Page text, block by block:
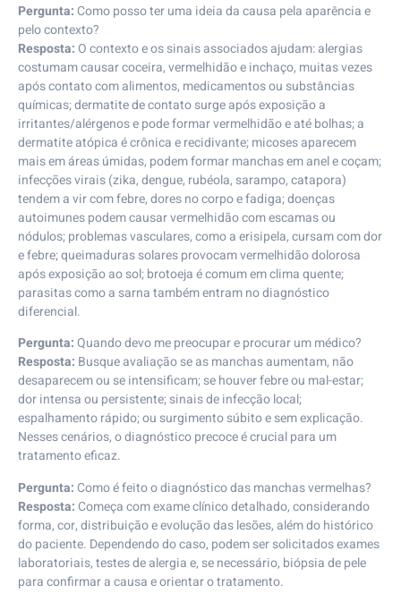
Pergunta: Como posso ter uma ideia da causa pela aparência e
pelo contexto?
Resposta: O contexto e os sinais associados ajudam: alergias
costumam causar coceira, vermelhidão e inchaço, muitas vezes
após contato com alimentos, medicamentos ou substâncias
químicas; dermatite de contato surge após exposição a
irritantes/alérgenos e pode formar vermelhidão e até bolhas; a
dermatite atópica é crônica e recidivante; micoses aparecem
mais em áreas úmidas, podem formar manchas em anel e coçam;
infecções virais (zika, dengue, rubéola, sarampo, catapora)
tendem a vir com febre, dores no corpo e fadiga; doenças
autoimunes podem causar vermelhidão com escamas ou
nódulos; problemas vasculares, como a erisipela, cursam com dor
e febre; queimaduras solares provocam vermelhidão dolorosa
após exposição ao sol; brotoeja é comum em clima quente;
parasitas como a sarna também entram no diagnóstico
diferencial.
Pergunta:Quando devo me preocupar e procurar um médico?
Resposta: Busque avaliação se as manchas aumentam, não
desaparecem ou se intensificam; se houver febre ou mal-estar;
dor intensa ou persistente; sinais de infecção local;
espalhamento rápido; ou surgimento súbito e sem explicação.
Nesses cenários, o diagnóstico precoce é crucial para um
tratamento eficaz.
Pergunta: Como é feito o diagnóstico das manchas vermelhas?
Resposta: Começa com exame clínico detalhado, considerando
forma, cor, distribuição e evolução das lesões, além do histórico
do paciente. Dependendo do caso, podem ser solicitados exames
laboratoriais, testes de alergia e, se necessário, biópsia de pele
para confirmar a causa e orientar o tratamento.